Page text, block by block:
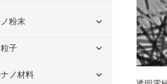
粉末
子
ノ材料